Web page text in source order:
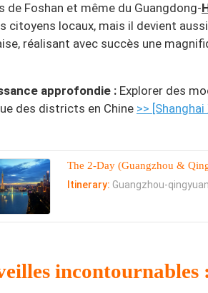
de Foshan et même du Guangdong-
citoyens locaux, mais il devient
réalisant avec succès une
approfondie : Explorer des
des districts en Chine >>
The 2-Day (Guangzhou &
Itinerary: Guangzhou-qingyuan
incontournables